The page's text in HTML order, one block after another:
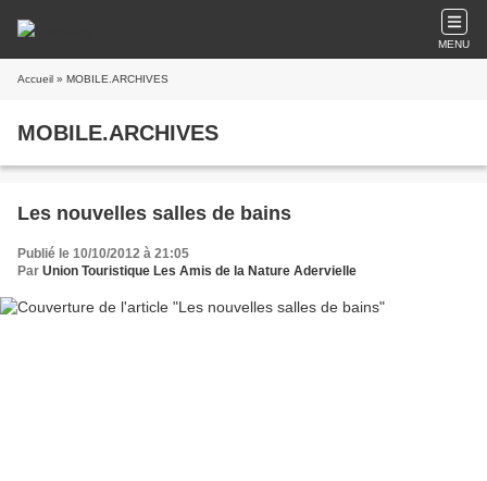
MENU
Accueil » MOBILE.ARCHIVES
MOBILE.ARCHIVES
Les nouvelles salles de bains
Publié le 10/10/2012 à 21:05
Par Union Touristique Les Amis de la Nature Adervielle